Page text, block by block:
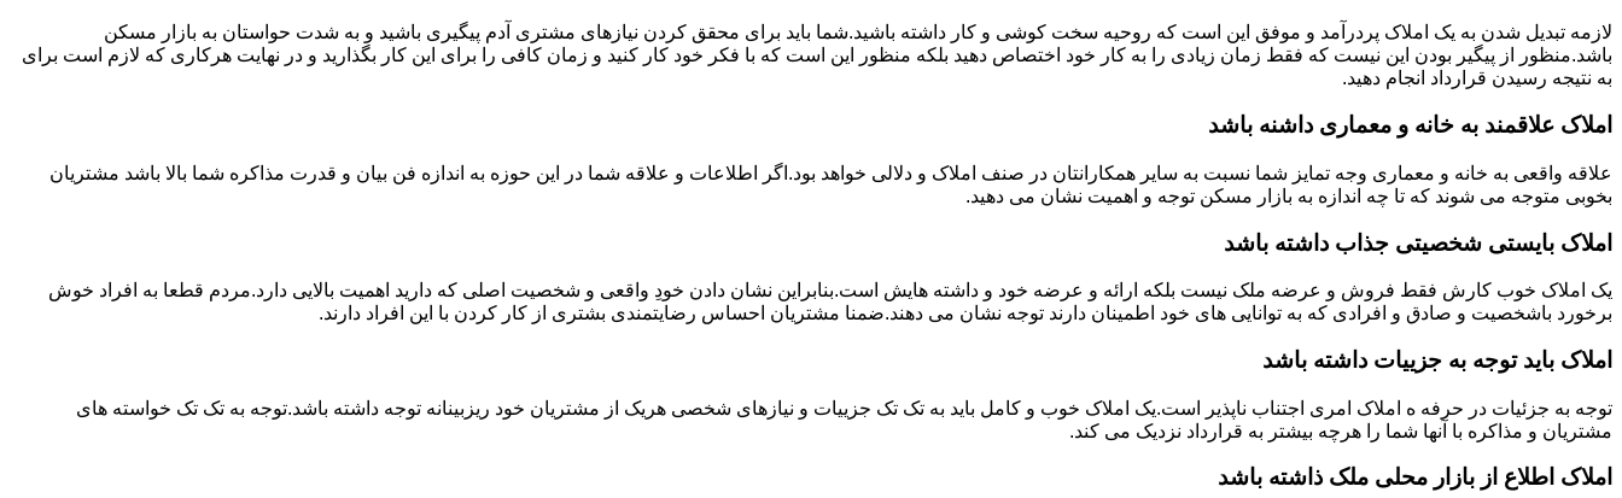
لازمه تبدیل شدن به یک املاک پردرآمد و موفق این است که روحیه سخت کوشی و کار داشته باشید.شما باید برای محقق کردن نیازهای مشتری آدم پیگیری باشید و به شدت حواستان به بازار مسکن
باشد.منظور از پیگیر بودن این نیست که فقط زمان زیادی را به کار خود اختصاص دهید بلکه منظور این است که با فکر خود کار کنید و زمان کافی را برای این کار بگذارید و در نهایت هرکاری که لازم است برای
به نتیجه رسیدن قرارداد انجام دهید.
املاک علاقمند به خانه و معماری داشنه باشد
علاقه واقعی به خانه و معماری وجه تمایز شما نسبت به سایر همکارانتان در صنف املاک و دلالی خواهد بود.اگر اطلاعات و علاقه شما در این حوزه به اندازه فن بیان و قدرت مذاکره شما بالا باشد مشتریان
بخوبی متوجه می شوند که تا چه اندازه به بازار مسکن توجه و اهمیت نشان می دهید.
املاک بایستی شخصیتی جذاب داشته باشد
یک املاک خوب کارش فقط فروش و عرضه ملک نیست بلکه ارائه و عرضه خود و داشته هایش است.بنابراین نشان دادن خودِ واقعی و شخصیت اصلی که دارید اهمیت بالایی دارد.مردم قطعا به افراد خوش
برخورد باشخصیت و صادق و افرادی که به توانایی های خود اطمینان دارند توجه نشان می دهند.ضمنا مشتریان احساس رضایتمندی بشتری از کار کردن با این افراد دارند.
املاک باید توجه به جزییات داشته باشد
توجه به جزئیات در حرفه ه املاک امری اجتناب ناپذیر است.یک املاک خوب و کامل باید به تک تک جزییات و نیازهای شخصی هریک از مشتریان خود ریزبینانه توجه داشته باشد.توجه به تک تک خواسته های
مشتریان و مذاکره با آنها شما را هرچه بیشتر به قرارداد نزدیک می کند.
املاک اطلاع از بازار محلی ملک ذاشته باشد